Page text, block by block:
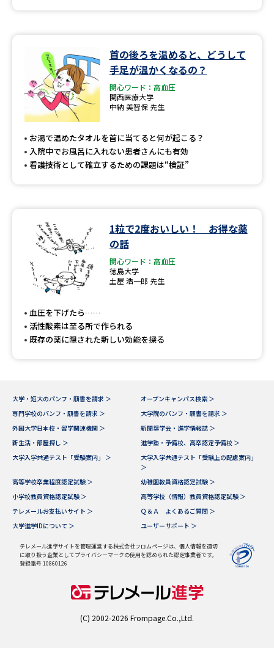
首の後ろを温めると、どうして
手足が温かくなるの？
関心ワード：高血圧
関西医療大学
中納 美智保 先生
お湯で温めたタオルを首に当てると何が起こる？
入院中でお風呂に入れない患者さんにも有効
看護技術として確立するための課題は“検証”
1粒で2度おいしい！ お得な薬
の話
関心ワード：高血圧
徳島大学
土屋 浩一郎 先生
血圧を下げたら……
活性酸素は至る所で作られる
既存の薬に隠された新しい効能を探る
大学・短大のパンフ・願書を請求 ＞
オープンキャンパス検索 ＞
専門学校のパンフ・願書を請求 ＞
大学院のパンフ・願書を請求 ＞
外国大学日本校・留学関連機関 ＞
新聞奨学会・進学情報誌 ＞
新生活・部屋探し ＞
進学塾・予備校、高卒認定予備校 ＞
大学入学共通テスト「受験案内」 ＞
大学入学共通テスト「受験上の配慮案内」
＞
高等学校卒業程度認定試験 ＞
幼稚園教員資格認定試験 ＞
小学校教員資格認定試験 ＞
高等学校（情報）教員資格認定試験 ＞
テレメールお支払いサイト ＞
Ｑ＆Ａ よくあるご質問 ＞
大学進学IDについて ＞
ユーザーサポート ＞
テレメール進学サイトを管理運営する株式会社フロムページは、個人情報を適切
に取り扱う企業としてプライバシーマークの使用を認められた認定事業者です。
登録番号 10860126
(C) 2002-2026 Frompage.Co.,Ltd.